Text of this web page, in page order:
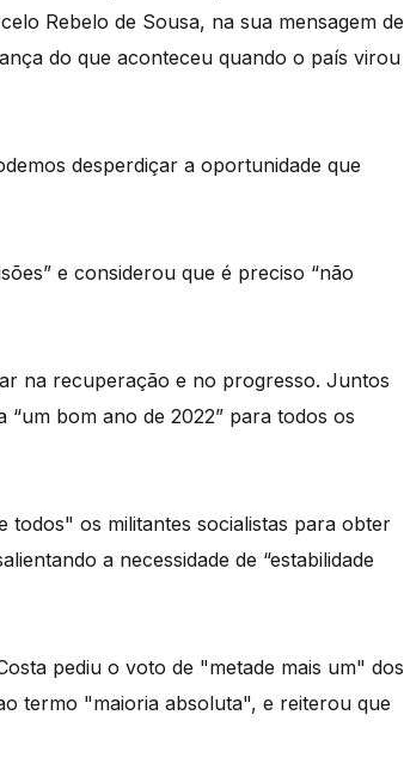
Rebelo de Sousa, na sua mensagem de
do que aconteceu quando o país virou
desperdiçar a oportunidade que
e considerou que é preciso “não
na recuperação e no progresso. Juntos
“um bom ano de 2022” para todos os
os militantes socialistas para obter
a necessidade de “estabilidade
pediu o voto de "metade mais um" dos
termo "maioria absoluta", e reiterou que